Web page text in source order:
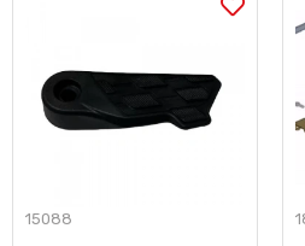
15088